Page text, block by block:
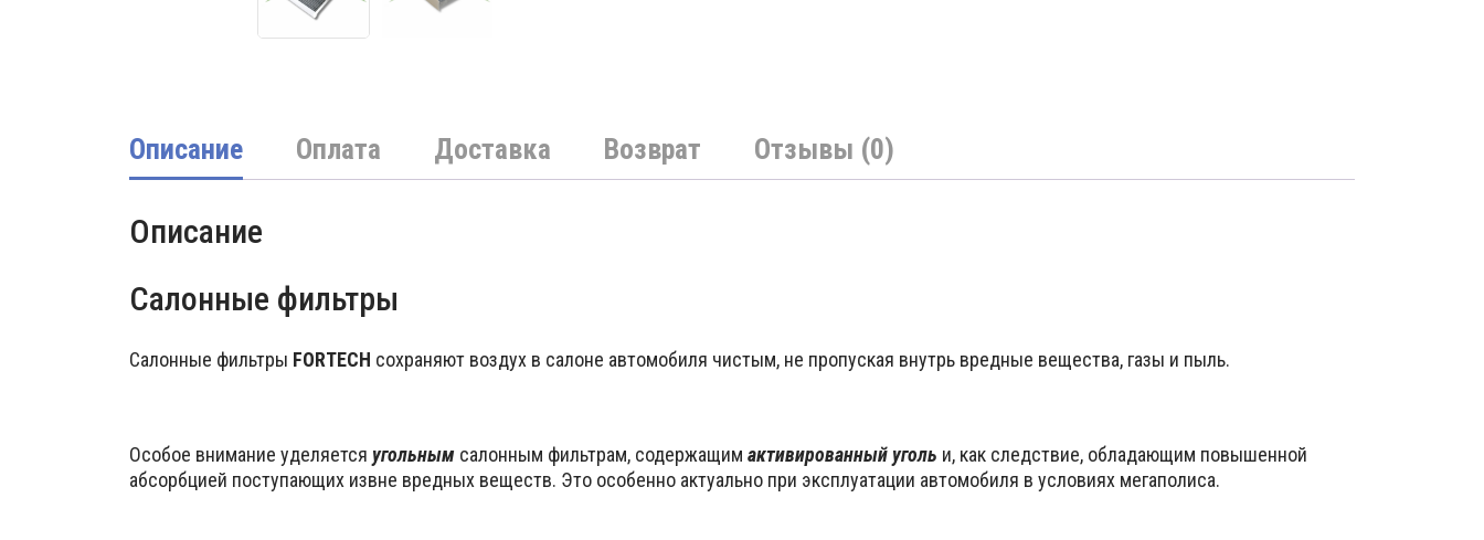
Описание Оплата Доставка Возврат Отзывы (0)
Описание
Салонные фильтры
Салонные фильтры FORTECH сохраняют воздух в салоне автомобиля чистым, не пропуская внутрь вредные вещества, газы и пыль.
Особое внимание уделяется угольным салонным фильтрам, содержащим активированный уголь и, как следствие, обладающим повышенной
абсорбцией поступающих извне вредных веществ. Это особенно актуально при эксплуатации автомобиля в условиях мегаполиса.